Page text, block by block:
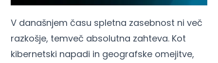
V današnjem času spletna zasebnost ni več
razkošje, temveč absolutna zahteva. Kot
kibernetski napadi in geografske omejitve,